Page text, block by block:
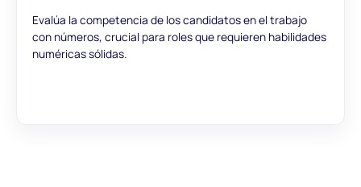
Evalúa la competencia de los candidatos en el trabajo
con números, crucial para roles que requieren habilidades
numéricas sólidas.